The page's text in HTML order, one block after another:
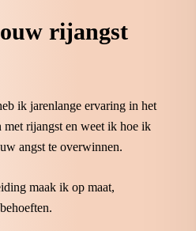
rijangst
ik jarenlange ervaring in het
met rijangst en weet ik hoe ik
angst te overwinnen.
maak ik op maat,